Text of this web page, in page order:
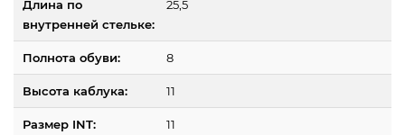
Длина по
внутренней стельке:
25,5
Полнота обуви: 8
Высота каблука: 11
Размер INT: 11